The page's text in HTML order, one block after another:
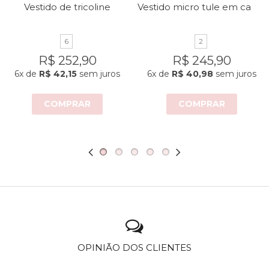
Vestido de tricoline
6
R$ 252,90
6x de R$ 42,15 sem juros
COMPRAR
2
R$ 245,90
6x de R$ 40,98 sem juros
COMPRAR
OPINIÃO DOS CLIENTES